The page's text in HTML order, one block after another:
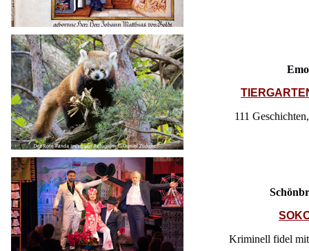
111
Kriminell fidel mit